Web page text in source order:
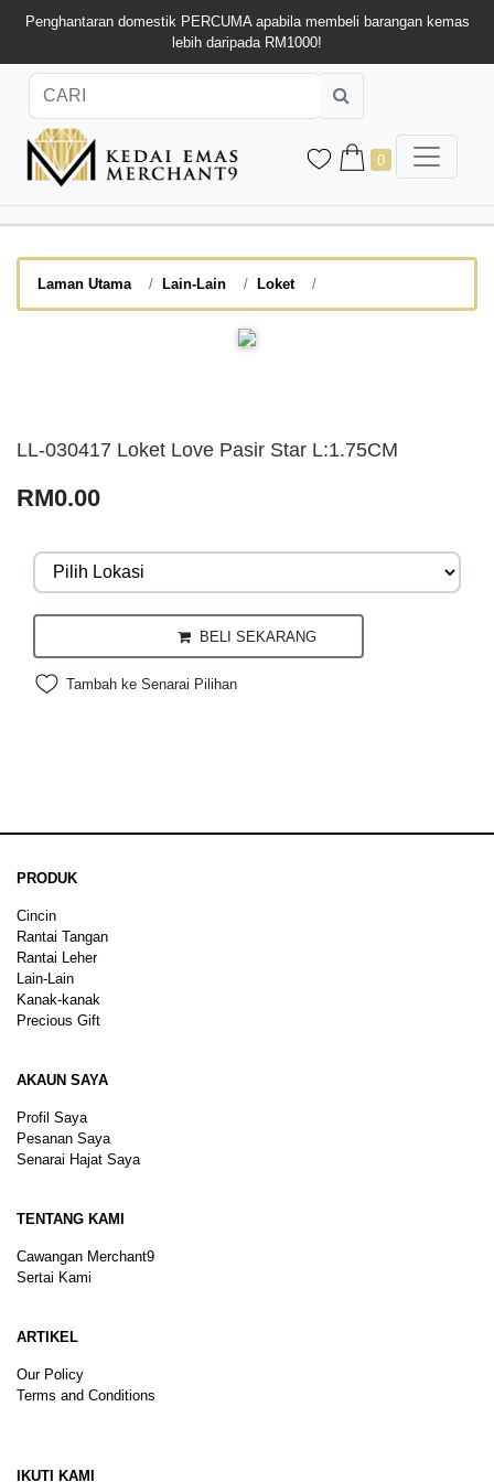
Penghantaran domestik PERCUMA apabila membeli barangan kemas
lebih daripada RM1000!
0
Laman Utama Lain-Lain Loket
LL-030417 Loket Love Pasir Star L:1.75CM
RM0.00
BELI SEKARANG
Tambah ke Senarai Pilihan
PRODUK
Cincin
Rantai Tangan
Rantai Leher
Lain-Lain
Kanak-kanak
Precious Gift
AKAUN SAYA
Profil Saya
Pesanan Saya
Senarai Hajat Saya
TENTANG KAMI
Cawangan Merchant9
Sertai Kami
ARTIKEL
Our Policy
Terms and Conditions
IKUTI KAMI